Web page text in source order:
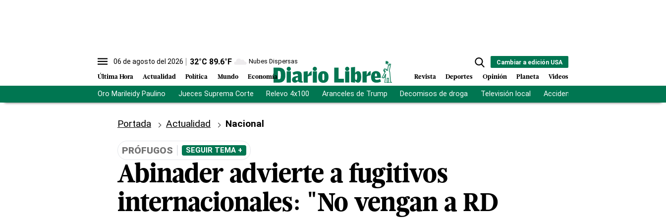
06 de agosto del 2026 32°C 89.6°F Nubes Dispersas
Última Hora Actualidad Política Mundo Economía
Cambiar a edición USA
Revista Deportes Opinión Planeta Videos
Oro Marileidy Paulino Jueces Suprema Corte Relevo 4x100 Aranceles de Trump Decomisos de droga Televisión local Accidente Los Ríos
Portada Actualidad Nacional
PRÓFUGOS SEGUIR TEMA +
Abinader advierte a fugitivos
internacionales: "No vengan a RD